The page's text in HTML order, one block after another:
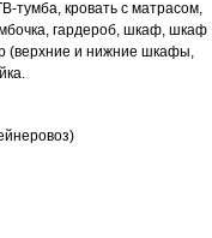
тумба, кровать с матрасом,
гардероб, шкаф, шкаф
(верхние и нижние шкафы,